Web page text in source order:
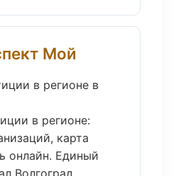
Мой
в регионе в
в регионе:
карта
онлайн. Единый
Волгоград....